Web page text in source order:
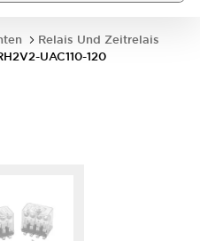
Relais Und Zeitrelais
UAC110-120